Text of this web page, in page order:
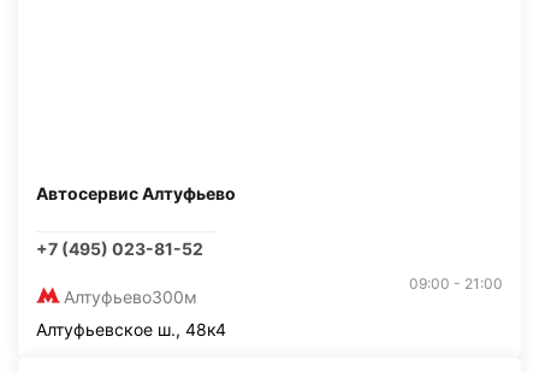
Автосервис Алтуфьево
+7 (495) 023-81-52
Алтуфьево300м
09:00 - 21:00
Алтуфьевское ш., 48к4